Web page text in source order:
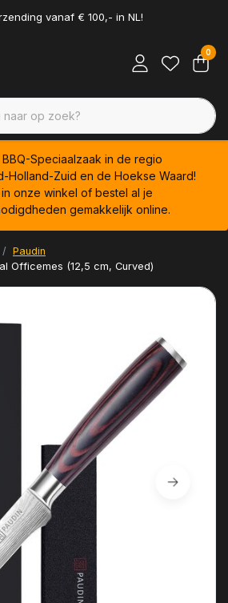
vanaf € 100,- in NL!
0
Speciaalzaak in de regio
Holland-Zuid en de Hoekse Waard!
in onze winkel of bestel al je
gemakkelijk online.
Paudin
Officemes (12,5 cm, Curved)